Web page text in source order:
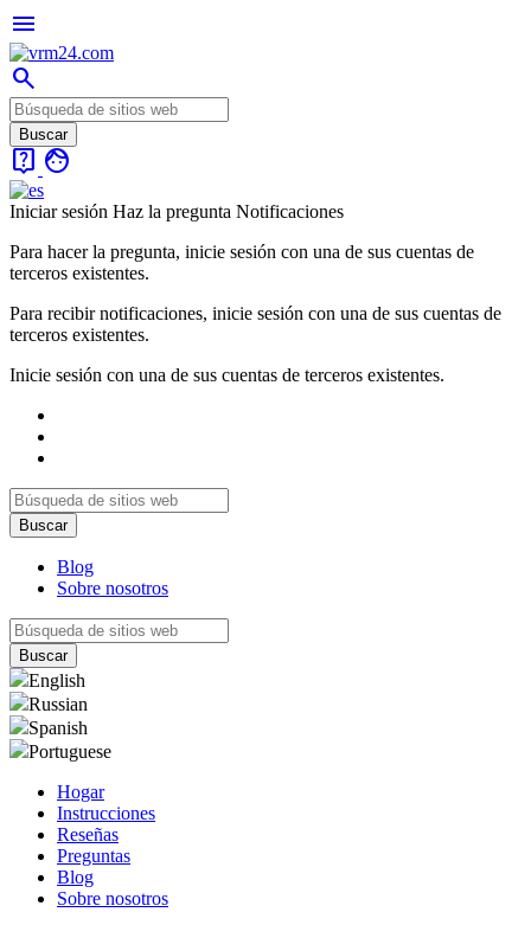
menu
search
live_help face
Iniciar sesión Haz la pregunta Notificaciones
Para hacer la pregunta, inicie sesión con una de sus cuentas de
terceros existentes.
Para recibir notificaciones, inicie sesión con una de sus cuentas de
terceros existentes.
Inicie sesión con una de sus cuentas de terceros existentes.
Blog
Sobre nosotros
English
Russian
Spanish
Portuguese
Hogar
Instrucciones
Reseñas
Preguntas
Blog
Sobre nosotros